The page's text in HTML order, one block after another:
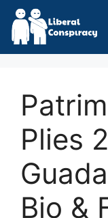
Skip
content
Plies
Bio &